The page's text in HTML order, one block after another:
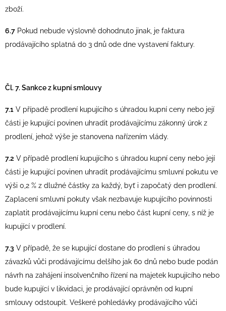
zboží.
6.7 Pokud nebude výslovně dohodnuto jinak, je faktura
prodávajícího splatná do 3 dnů ode dne vystavení faktury.
Čl. 7. Sankce z kupní smlouvy
7.1 V případě prodlení kupujícího s úhradou kupní ceny nebo její
části je kupující povinen uhradit prodávajícímu zákonný úrok z
prodlení, jehož výše je stanovena nařízením vlády.
7.2 V případě prodlení kupujícího s úhradou kupní ceny nebo její
části je kupující povinen uhradit prodávajícímu smluvní pokutu ve
výši 0,2 % z dlužné částky za každý, byť i započatý den prodlení.
Zaplacení smluvní pokuty však nezbavuje kupujícího povinnosti
zaplatit prodávajícímu kupní cenu nebo část kupní ceny, s níž je
kupující v prodlení.
7.3 V případě, že se kupující dostane do prodlení s úhradou
závazků vůči prodávajícímu delšího jak 60 dnů nebo bude podán
návrh na zahájení insolvenčního řízení na majetek kupujícího nebo
bude kupující v likvidaci, je prodávající oprávněn od kupní
smlouvy odstoupit. Veškeré pohledávky prodávajícího vůči